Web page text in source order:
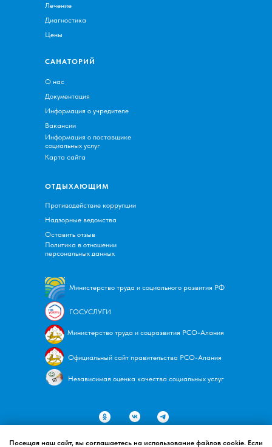
Посещая наш сайт, вы соглашаетесь на использование файлов cookie. Если
Лечение
Диагностика
Цены
Министерство труда и социального развития РФ
ГОСУСЛУГИ
Министерство труда и соцразвития РСО-Алания
Официальный сайт правительства РСО-Алания
Независимая оценка качества социальных услуг
САНАТОРИЙ
О нас
Документация
Информация о учредителе
Вакансии
ОТДЫХАЮЩИМ
Противодействие коррупции
Надзорные ведомства
Оставить отзыв
Информация о поставщике
социальных услуг
проконсультироваться с врачом
Политика в отношении
персональных данных
Карта сайта